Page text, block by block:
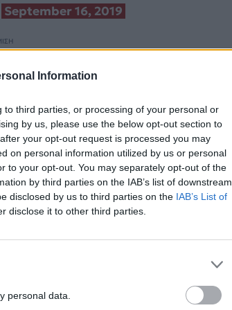
Information
third parties, or processing of your personal or
by us, please use the below opt-out section to
your opt-out request is processed you may
on personal information utilized by us or personal
to your opt-out. You may separately opt-out of the
by third parties on the IAB’s list of downstream
disclosed by us to third parties on the IAB’s List of
disclose it to other third parties.
personal data.
September 16, 2019
ένα δυσανάλογο πλήγμα
Είχε προηγηθεί μια επίθεση
δεν σκοτώθηκε κανείς